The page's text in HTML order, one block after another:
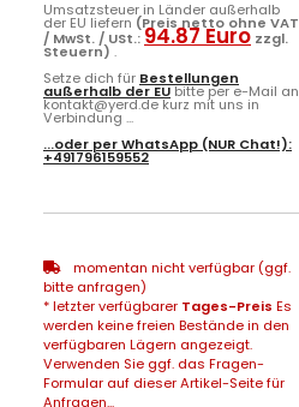
Umsatzsteuer in Länder außerhalb
der EU liefern (Preis netto ohne VAT
/ MwSt. / USt.:94.87 Euro zzgl.
Steuern) .
Setze dich für Bestellungen
außerhalb der EUbitte per e-Mail an
kontakt@yerd.de kurz mit uns in
Verbindung ...
...oder perWhatsApp (NUR Chat!):
+491796159552
momentan nicht verfügbar (ggf.
bitte anfragen)
* letzter verfügbarer Tages-Preis Es
werden keine freien Bestände in den
verfügbaren Lägern angezeigt.
Verwenden Sie ggf. das Fragen-
Formular auf dieser Artikel-Seite für
Anfragen...